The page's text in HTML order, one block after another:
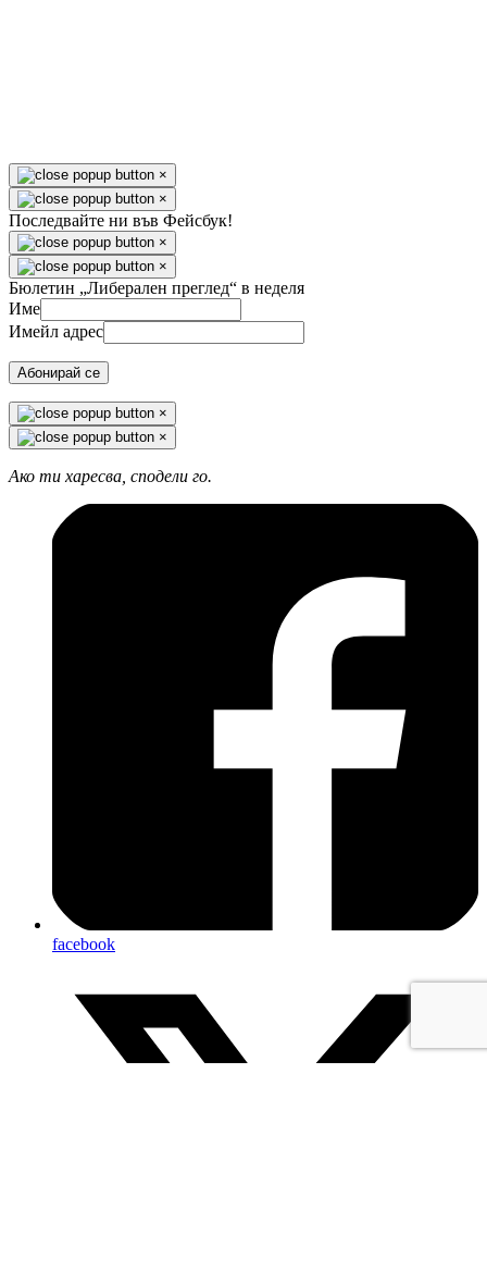
×
×
Последвайте ни във Фейсбук!
×
×
Бюлетин „Либерален преглед“ в неделя
Име
Имейл адрес
Абонирай се
×
×
Ако ти харесва, сподели го.
facebook